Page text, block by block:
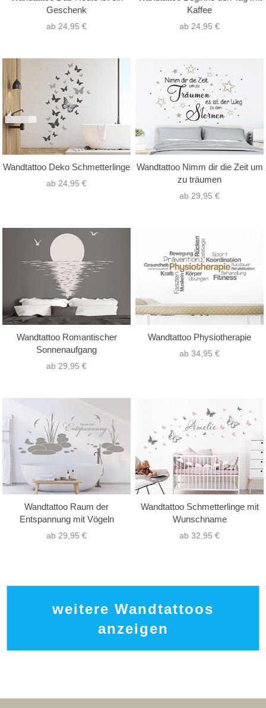
Geschenk
ab 24,95 €
Kaffee
ab 24,95 €
Wandtattoo Deko Schmetterlinge
ab 24,95 €
Wandtattoo Nimm dir die Zeit um
zu träumen
ab 29,95 €
Wandtattoo Romantischer
Sonnenaufgang
ab 29,95 €
Wandtattoo Physiotherapie
ab 34,95 €
Wandtattoo Raum der
Entspannung mit Vögeln
ab 29,95 €
Wandtattoo Schmetterlinge mit
Wunschname
ab 32,95 €
weitere Wandtattoos
anzeigen